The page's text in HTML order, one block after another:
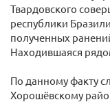
Твардовского
республики
полученных
Находившаяся
По данному факту
Хорошёвскому